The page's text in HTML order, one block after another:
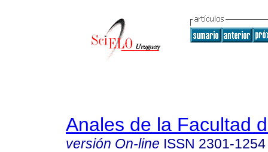
Anales de la Facultad
versión On-line ISSN 2301-1254